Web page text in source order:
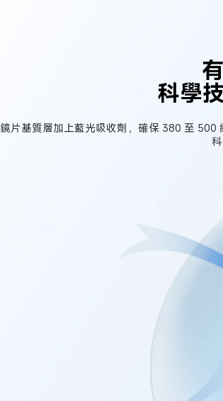
科學
鏡片基質層加上藍光吸收劑，確保 380 至 500